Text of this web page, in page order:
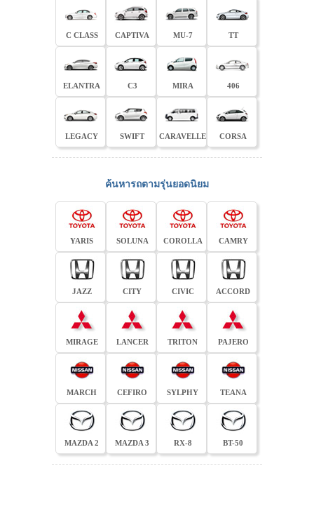
C CLASS CAPTIVA MU-7 TT
ELANTRA C3 MIRA 406
LEGACY SWIFT CARAVELLE CORSA
ค้นหารถตามรุ่นยอดนิยม
YARIS SOLUNA COROLLA CAMRY
JAZZ CITY CIVIC ACCORD
MIRAGE LANCER TRITON PAJERO
MARCH CEFIRO SYLPHY TEANA
MAZDA 2 MAZDA 3 RX-8 BT-50